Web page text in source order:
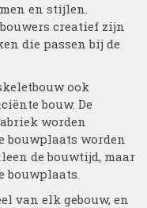
en stijlen.
creatief zijn
die passen bij de
ook
bouw. De
worden
bouwplaats worden
de bouwtijd, maar
bouwplaats.
van elk gebouw, en